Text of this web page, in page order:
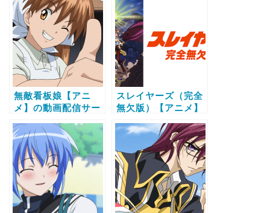
する方法
比較と無料で全話視
聴する方法
無敵看板娘【アニ
メ】の動画配信サー
話視聴する方法
スレイヤーズ（完全
無欠版）【アニメ】
比較と無料で全話視
聴する方法